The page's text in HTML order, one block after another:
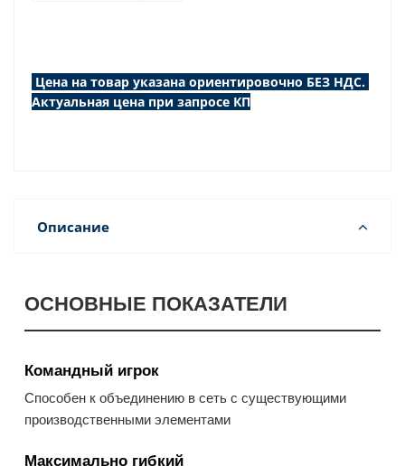
Цена на товар указана ориентировочно БЕЗ НДС.
Актуальная цена при запросе КП
Описание
ОСНОВНЫЕ ПОКАЗАТЕЛИ
Командный игрок
Способен к объединению в сеть с существующими
производственными элементами
Максимально гибкий